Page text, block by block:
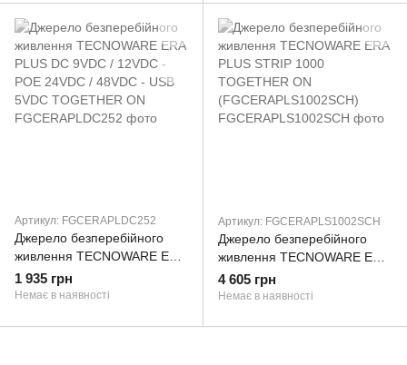
Артикул: FGCERAPLDC252
Джерело безперебійного
живлення TECNOWARE ERA
PLUS DC 9VDC / 12VDC -
POE 24VDC / 48VDC - USB
1 935 грн
Немає в наявності
Артикул: FGCERAPLS1002SCH
Джерело безперебійного
живлення TECNOWARE ERA
PLUS STRIP 1000
TOGETHER ON
4 605 грн
Немає в наявності